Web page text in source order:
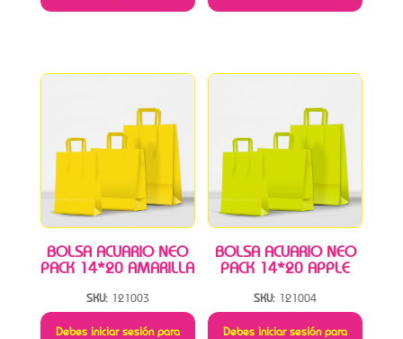
BOLSA ACUARIO NEO
PACK 14*20 AMARILLA
SKU: 121003
Debes iniciar sesión para
BOLSA ACUARIO NEO
PACK 14*20 APPLE
SKU: 121004
Debes iniciar sesión para